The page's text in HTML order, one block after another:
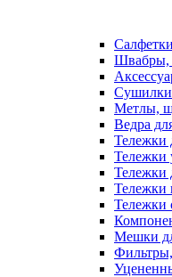
Швабры,
Сушилки
Метлы,
Ведра
Тележки
Тележки
Тележки
Тележки
Тележки
Мешки